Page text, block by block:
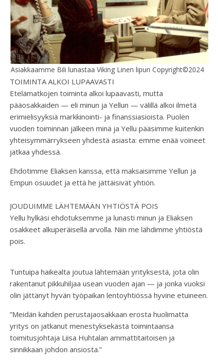
Asiakkaamme Bili lunastaa Viking Linen lipun Copyright©2024
TOIMINTA ALKOI LUPAAVASTI
Etelämatkojen toiminta alkoi lupaavasti, mutta
pääosakkaiden — eli minun ja Yellun — välillä alkoi ilmetä
erimielisyyksiä markkinointi- ja finanssiasioista. Puolen
vuoden toiminnan jälkeen minä ja Yellu pääsimme kuitenkin
yhteisymmärrykseen yhdestä asiasta: emme enää voineet
jatkaa yhdessä.
Ehdotimme Eliaksen kanssa, että maksaisimme Yellun ja
Empun osuudet ja että he jättäisivät yhtiön.
JOUDUIMME LÄHTEMÄÄN YHTIÖSTÄ POIS
Yellu hylkäsi ehdotuksemme ja lunasti minun ja Eliaksen
osakkeet alkuperäisellä arvolla. Niin me lähdimme yhtiöstä
pois.
Tuntuipa haikealta joutua lähtemään yrityksestä, jota olin
rakentanut pikkuhiljaa usean vuoden ajan — ja jonka vuoksi
olin jättänyt hyvän työpaikan lentoyhtiössä hyvine etuineen.
”Meidän kahden perustajaosakkaan erosta huolimatta
yritys on jatkanut menestyksekästä toimintaansa
toimitusjohtaja Liisa Huhtalan ammattitaitoisen ja
sinnikkaan johdon ansiosta.”